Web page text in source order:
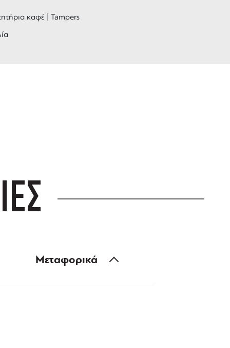
καφέ | Tampers
Μεταφορικά